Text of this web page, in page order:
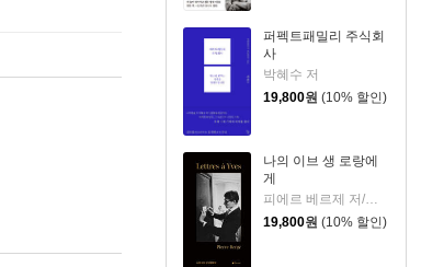
퍼펙트패밀리 주식회
사
박혜수 저
19,800원 (10% 할인)
나의 이브 생 로랑에
게
피에르 베르제 저/김유진 역
19,800원 (10% 할인)